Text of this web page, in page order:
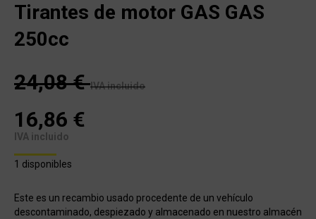
Tirantes de motor GAS GAS
250cc
24,08€ IVA incluido
16,86 €
IVA incluido
1 disponibles
Este es un recambio usado procedente de un vehículo
descontaminado, despiezado y almacenado en nuestro almacén